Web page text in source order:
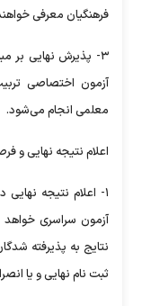
فرهنگیان معرفی
۳- پذیرش نهایی بر
آزمون اختصاصی
معلمی انجام می‌شود.
اعلام نتیجه نهایی و
۱- اعلام نتیجه
آزمون سراسری خواهد
نتایج به پذیرفته
ثبت نام نهایی و یا